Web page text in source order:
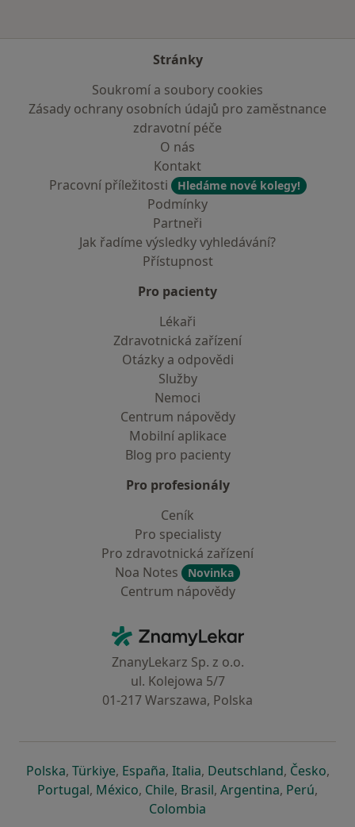
Stránky
Soukromí a soubory cookies
Zásady ochrany osobních údajů pro zaměstnance
zdravotní péče
O nás
Kontakt
Pracovní příležitosti
Hledáme nové kolegy!
Podmínky
Partneři
Jak řadíme výsledky vyhledávání?
Přístupnost
Pro pacienty
Lékaři
Zdravotnická zařízení
Otázky a odpovědi
Služby
Nemoci
Centrum nápovědy
Mobilní aplikace
Blog pro pacienty
Pro profesionály
Ceník
Pro specialisty
Pro zdravotnická zařízení
Noa Notes
Novinka
Centrum nápovědy
ZnamyLekar - Hlavní stránka
ZnanyLekarz Sp. z o.o.
ul. Kolejowa 5/7
01-217 Warszawa, Polska
Polskase otevře v nové záložce
, Türkiyese otevře v nové záložce
, Españase otevře v nové záložce
, Italiase otevře v nové záložce
, Deutschlandse otevře v
, Českose
,
Portugalse otevře v nové záložce
, Méxicose otevře v nové záložce
, Chilese otevře v nové záložce
, Brasilse otevře v nové
, Argentinase otevře v
, Perúse
,
Colombia